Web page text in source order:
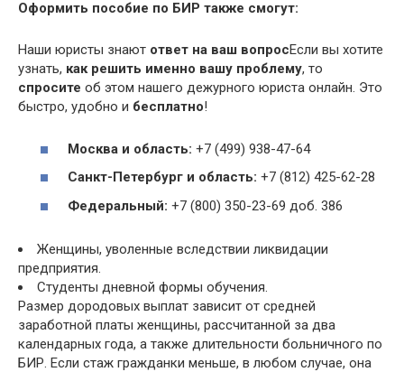
Оформить пособие по БИР также смогут:
Наши юристы знают ответ на ваш вопросЕсли вы хотите
узнать, как решить именно вашу проблему, то
спросите об этом нашего дежурного юриста онлайн. Это
быстро, удобно и бесплатно!
Москва и область: +7 (499) 938-47-64
Санкт-Петербург и область: +7 (812) 425-62-28
Федеральный: +7 (800) 350-23-69 доб. 386
Женщины, уволенные вследствии ликвидации
предприятия.
Студенты дневной формы обучения.
Размер дородовых выплат зависит от средней
заработной платы женщины, рассчитанной за два
календарных года, а также длительности больничного по
БИР. Если стаж гражданки меньше, в любом случае, она